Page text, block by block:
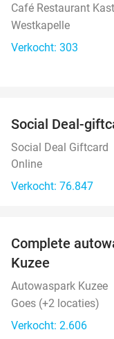
Café Restaurant
Westkapelle
Verkocht: 303
Social Deal-
Social Deal Giftcard
Online
Verkocht: 76.847
Complete
Kuzee
Autowaspark Kuzee
Goes (+2 locaties)
Verkocht: 2.606